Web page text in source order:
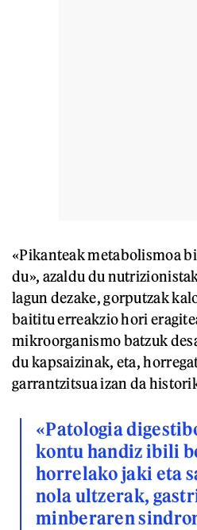
«Pikanteak metabolismoa
du», azaldu du
lagun dezake, gorputzak
baititu erreakzio hori
mikroorganismo batzuk
du kapsaizinak, eta,
garrantzitsua izan da
«Patologia
kontu handiz ibili
horrelako jaki eta
nola ultzerak,
minberaren